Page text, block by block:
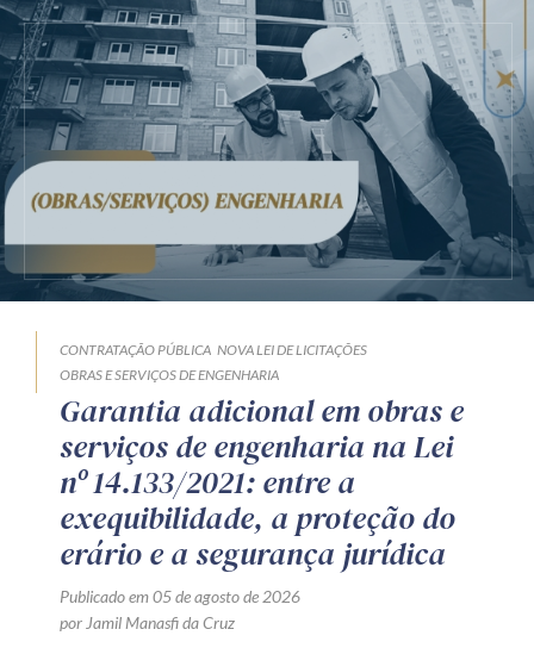
CONTRATAÇÃO PÚBLICA NOVA LEI DE LICITAÇÕES
OBRAS E SERVIÇOS DE ENGENHARIA
Garantia adicional em obras e
serviços de engenharia na Lei
nº 14.133/2021: entre a
exequibilidade, a proteção do
erário e a segurança jurídica
Publicado em 05 de agosto de 2026
por Jamil Manasfi da Cruz